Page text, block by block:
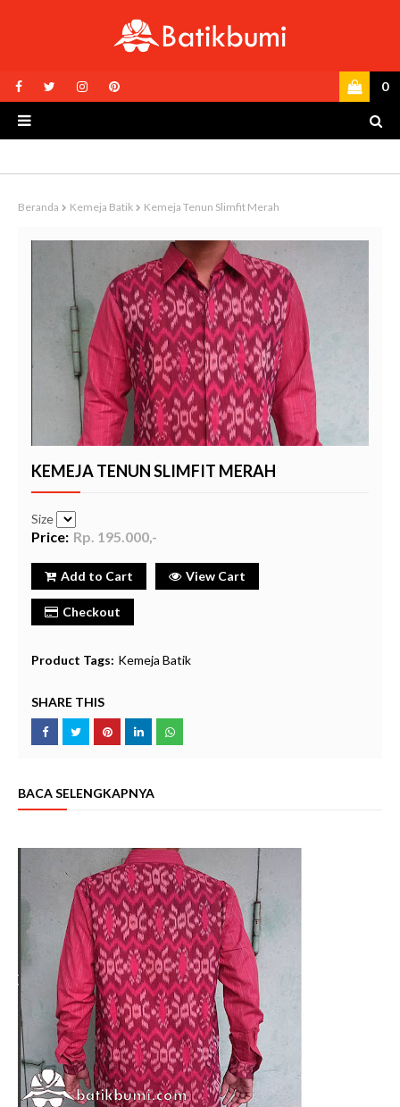
0
Beranda Kemeja Batik Kemeja Tenun Slimfit Merah
KEMEJA TENUN SLIMFIT MERAH
Size
Price: Rp. 195.000,-
Add to Cart View Cart
Checkout
Product Tags: Kemeja Batik
SHARE THIS
BACA SELENGKAPNYA